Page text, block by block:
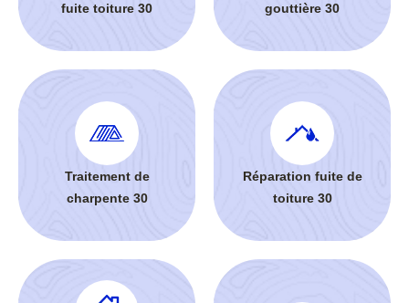
fuite toiture 30
gouttière 30
Traitement de
charpente 30
Réparation fuite de
toiture 30